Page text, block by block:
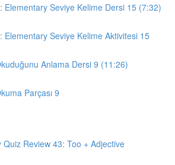
Elementary Seviye Kelime Dersi 15 (7:32)
Elementary Seviye Kelime Aktivitesi 15
Anlama Dersi 9 (11:26)
Parçası 9
Quiz Review 43: Too + Adjective